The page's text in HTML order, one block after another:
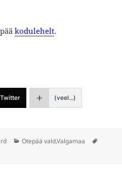
kodulehelt.
Twitter (veel...)
Rubriigid
Otepää vald,Valgamaa